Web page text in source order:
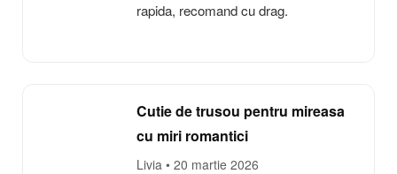
rapida, recomand cu drag.
Cutie de trusou pentru mireasa
cu miri romantici
Livia • 20 martie 2026